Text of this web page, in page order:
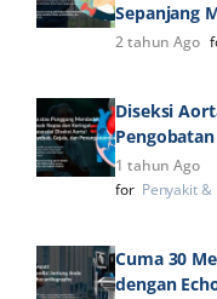
Sepanjang
2 tahun Ago
Diseksi
1 tahun Ago
for Penyakit &
Cuma 30
dengan